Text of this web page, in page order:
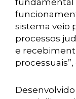
fundamental
sistema veio
processos
e